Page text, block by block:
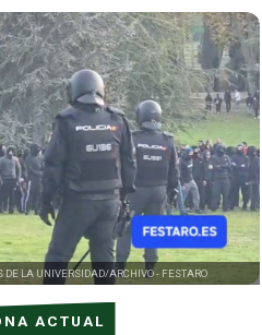
ACTUAL
DE LA UNIVERSIDAD/ARCHIVO - FESTARO